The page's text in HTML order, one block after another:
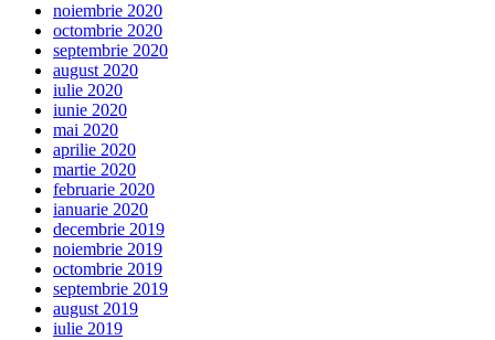
noiembrie 2020
octombrie 2020
septembrie 2020
august 2020
iulie 2020
iunie 2020
mai 2020
aprilie 2020
martie 2020
februarie 2020
ianuarie 2020
decembrie 2019
noiembrie 2019
octombrie 2019
septembrie 2019
august 2019
iulie 2019